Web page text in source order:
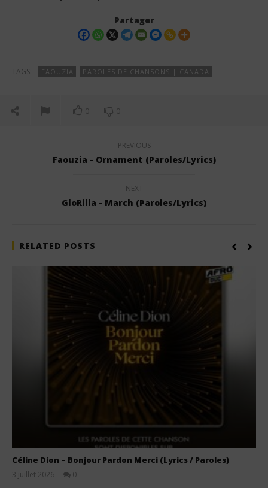
Partager
TAGS: FAOUZIA PAROLES DE CHANSONS | CANADA
0 0
PREVIOUS
Faouzia - Ornament (Paroles/Lyrics)
NEXT
GloRilla - March (Paroles/Lyrics)
RELATED POSTS
Céline Dion – Bonjour Pardon Merci (Lyrics / Paroles)
3 juillet 2026
0